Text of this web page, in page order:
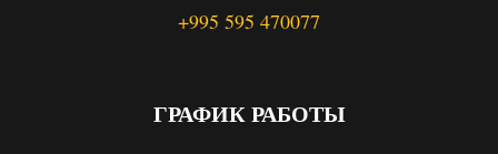
+995 595 470077
ГРАФИК РАБОТЫ